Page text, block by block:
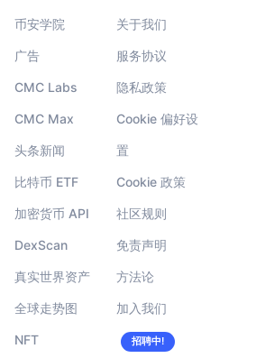
币安学院
广告
CMC Labs
CMC Max
头条新闻
比特币 ETF
加密货币 API
DexScan
真实世界资产
全球走势图
NFT
关于我们
服务协议
隐私政策
Cookie 偏好设
置
Cookie 政策
社区规则
免责声明
方法论
加入我们
招聘中!